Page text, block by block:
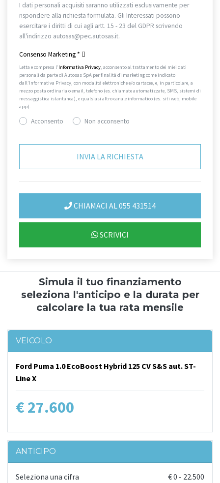
I dati personali acquisiti saranno utilizzati esclusivamente per
rispondere alla richiesta formulata. Gli Interessati possono
esercitare i diritti di cui agli artt. 15 - 23 del GDPR scrivendo
all'indirizzo autosas@pec.autosas.it.
Consenso Marketing *
Letta e compresa l’Informativa Privacy, acconsento al trattamento dei miei dati
personali da parte di Autosas SpA per finalità di marketing come indicato
dall’Informativa Privacy, con modalità elettroniche e/o cartacee, e, in particolare, a
mezzo posta ordinaria o email, telefono (es. chiamate automatizzate, SMS, sistemi di
messaggistica istantanea), e qualsiasi altro canale informatico (es. siti web, mobile
app).
Acconsento Non acconsento
CHIAMACI AL 055 431514
SCRIVICI
Simula il tuo finanziamento
seleziona l'anticipo e la durata per
calcolare la tua rata mensile
VEICOLO
Ford Puma 1.0 EcoBoost Hybrid 125 CV S&S aut. ST-
Line X
€ 27.600
ANTICIPO
Seleziona una cifra €0 - 22.500